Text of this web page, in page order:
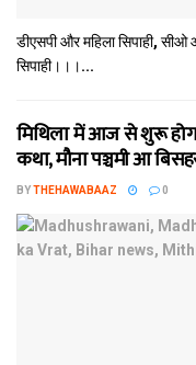
डीएसपी और महिला सिपाही, सीओ
सिपाही।।।...
मिथि‍ला में आज से शुरू
कथा, मौना पञ्चमी आ
BYTHEHAWABAAZ 0